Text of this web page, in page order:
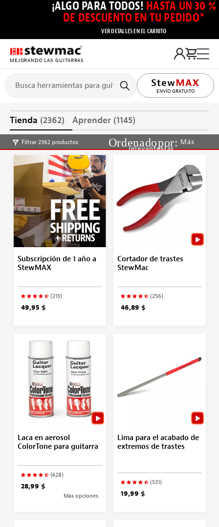
¡ALGO PARA TODOS! HASTA UN 30 %
DE DESCUENTO EN TU PEDIDO*
VER DETALLES EN EL CARRITO
MEJORANDO LAS GUITARRAS
ENVÍO GRATUITO
Tienda (2362) Aprender (1145)
Filtrar 2362 productos
Más
relevanteMás
Subscripción de 1 año a
StewMAX
(213)
49,95 $
Cortador de trastes
StewMac
(256)
46,89 $
Laca en aerosol
ColorTone para guitarra
(428)
28,99 $
Más opciones
Lima para el acabado de
extremos de trastes
(531)
19,99 $